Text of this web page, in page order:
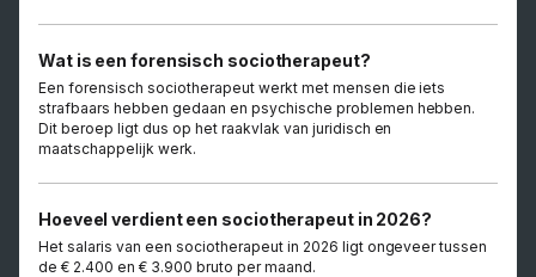
Wat is een forensisch sociotherapeut?
Een forensisch sociotherapeut werkt met mensen die iets
strafbaars hebben gedaan en psychische problemen hebben.
Dit beroep ligt dus op het raakvlak van juridisch en
maatschappelijk werk.
Hoeveel verdient een sociotherapeut in 2026?
Het salaris van een sociotherapeut in 2026 ligt ongeveer tussen
de € 2.400 en € 3.900 bruto per maand.